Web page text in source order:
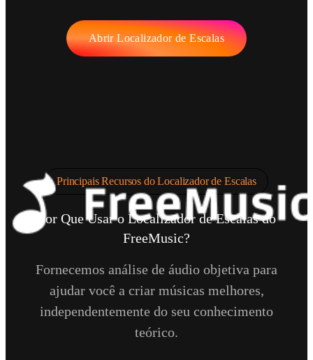
Abrir Localizador de Escalas
Principais Recursos do Localizador de Escalas
Por Que Usar o Localizador de Escalas do
FreeMusic?
Fornecemos análise de áudio objetiva para
ajudar você a criar músicas melhores,
independentemente do seu conhecimento
teórico.